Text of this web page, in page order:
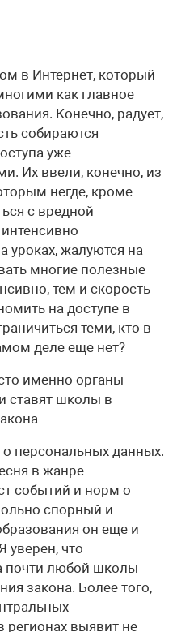
в Интернет, который
как главное
Конечно, радует,
собираются
уже
Их ввели, конечно, из
негде, кроме
с вредной
уроках, жалуются на
многие полезные
тем и скорость
на доступе в
теми, кто в
деле еще нет?
именно органы
ставят школы в
персональных данных.
в жанре
событий и норм о
спорный и
он еще и
уверен, что
почти любой школы
закона. Более того,
выявит не